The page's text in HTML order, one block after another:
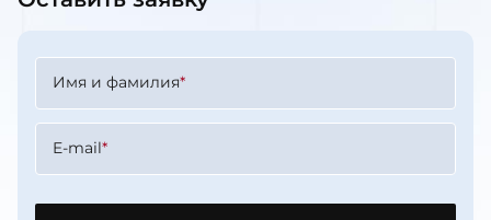
Имя и фамилия*
E-mail*